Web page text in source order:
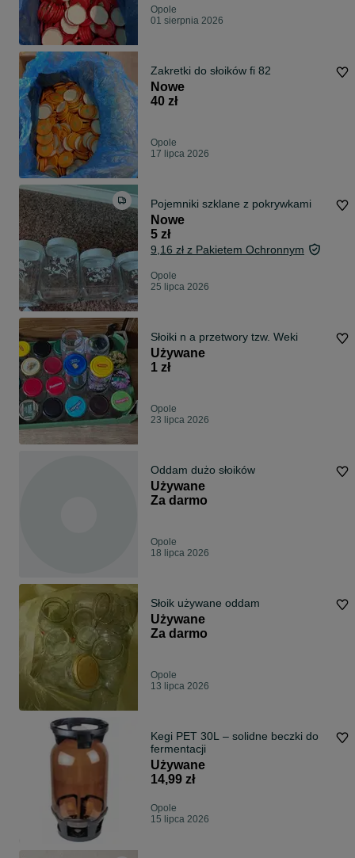
Opole
01 sierpnia 2026
Zakretki do słoików fi 82
Nowe
40 zł
Opole
17 lipca 2026
Pojemniki szklane z pokrywkami
Nowe
5 zł
9,16 zł z Pakietem Ochronnym
Opole
25 lipca 2026
Słoiki n a przetwory tzw. Weki
Używane
1 zł
Opole
23 lipca 2026
Oddam dużo słoików
Używane
Za darmo
Opole
18 lipca 2026
Słoik używane oddam
Używane
Za darmo
Opole
13 lipca 2026
Kegi PET 30L – solidne beczki do
fermentacji
Używane
14,99 zł
Opole
15 lipca 2026